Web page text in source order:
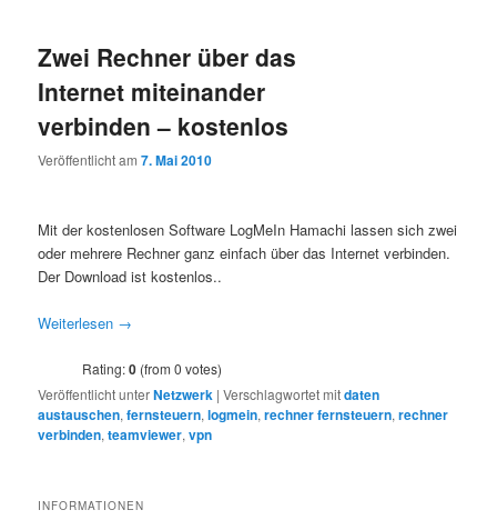
Zwei Rechner über das
Internet miteinander
verbinden – kostenlos
Veröffentlicht am7. Mai 2010
Mit der kostenlosen Software LogMeIn Hamachi lassen sich zwei
oder mehrere Rechner ganz einfach über das Internet verbinden.
Der Download ist kostenlos..
Weiterlesen →
Rating:0 (from 0 votes)
Veröffentlicht unterNetzwerk |Verschlagwortet mitdaten
austauschen,fernsteuern,logmein,rechner fernsteuern,rechner
verbinden,teamviewer,vpn
INFORMATIONEN